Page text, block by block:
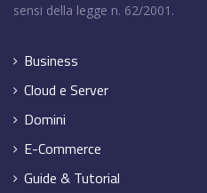
sensi della legge n. 62/2001.
Business
Cloud e Server
Domini
E-Commerce
Guide & Tutorial